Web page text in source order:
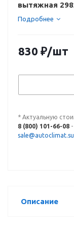
вытяжная
Подробнее
830 ₽/шт
* Актуальную
8 (800) 101-66-08
sale@autoclimat.su
Описание